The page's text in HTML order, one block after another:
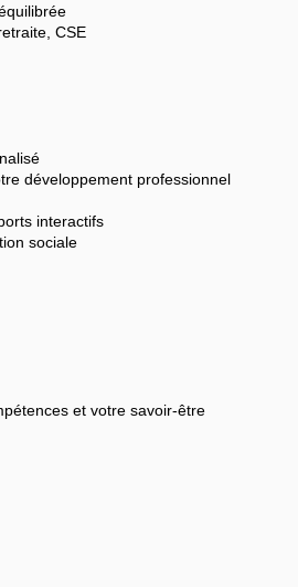
CSE
développement professionnel
interactifs
sociale
et votre savoir-être